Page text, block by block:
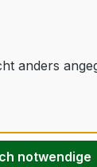
anders
notwendige